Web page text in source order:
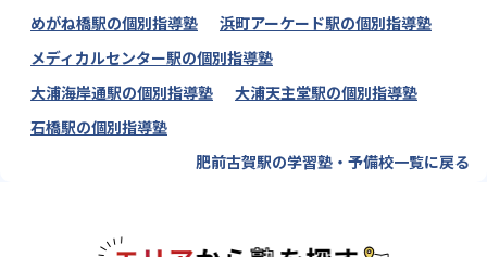
めがね橋駅の個別指導塾
浜町アーケード駅の個別指導塾
メディカルセンター駅の個別指導塾
大浦海岸通駅の個別指導塾
大浦天主堂駅の個別指導塾
石橋駅の個別指導塾
肥前古賀駅の学習塾・予備校一覧に戻る